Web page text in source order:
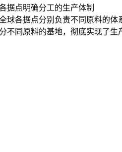
据点明确分工的生产体制
球各据点分别负责不同原料的
不同原料的基地，彻底实现了生